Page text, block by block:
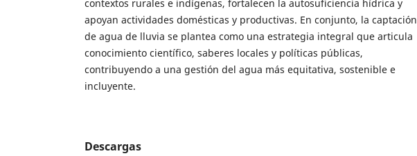
contextos rurales e indígenas, fortalecen la autosuficiencia hídrica y
apoyan actividades domésticas y productivas. En conjunto, la captación
de agua de lluvia se plantea como una estrategia integral que articula
conocimiento científico, saberes locales y políticas públicas,
contribuyendo a una gestión del agua más equitativa, sostenible e
incluyente.
Descargas